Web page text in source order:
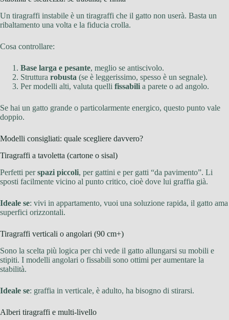
Un tiragraffi instabile è un tiragraffi che il gatto non userà. Basta un
ribaltamento una volta e la fiducia crolla.
Cosa controllare:
Base larga e pesante, meglio se antiscivolo.
Struttura robusta (se è leggerissimo, spesso è un segnale).
Per modelli alti, valuta quelli fissabili a parete o ad angolo.
Se hai un gatto grande o particolarmente energico, questo punto vale
doppio.
Modelli consigliati: quale scegliere davvero?
Tiragraffi a tavoletta (cartone o sisal)
Perfetti perspazi piccoli, per gattini e per gatti “da pavimento”. Li
sposti facilmente vicino al punto critico, cioè dove lui graffia già.
Ideale se: vivi in appartamento, vuoi una soluzione rapida, il gatto ama
superfici orizzontali.
Tiragraffi verticali o angolari (90 cm+)
Sono la scelta più logica per chi vede il gatto allungarsi su mobili e
stipiti. I modelli angolari o fissabili sono ottimi per aumentare la
stabilità.
Ideale se: graffia in verticale, è adulto, ha bisogno di stirarsi.
Alberi tiragraffi e multi-livello